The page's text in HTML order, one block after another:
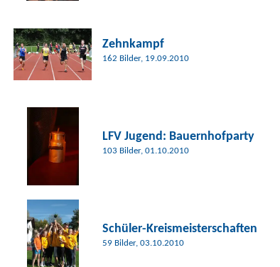
Zehnkampf
162 Bilder, 19.09.2010
LFV Jugend: Bauernhofparty
103 Bilder, 01.10.2010
Schüler-Kreismeisterschaften
59 Bilder, 03.10.2010